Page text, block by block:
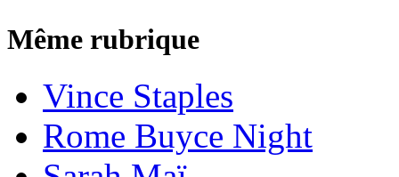
Même rubrique
Vince Staples
Rome Buyce Night